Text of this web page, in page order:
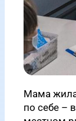
Мама
по себе –